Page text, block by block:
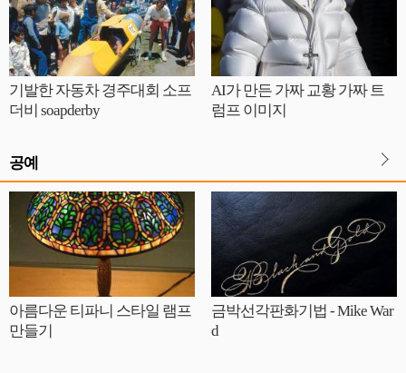
기발한 자동차 경주대회 소프
더비 soapderby
AI가 만든 가짜 교황 가짜 트
럼프 이미지
공예
아름다운 티파니 스타일 램프
만들기
금박선각판화기법 - Mike War
d